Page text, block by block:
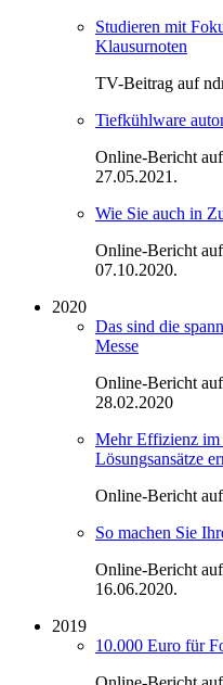
Studieren mit
Klausurnoten
TV-Beitrag auf
Tiefkühlware
Online-Bericht
27.05.2021.
Wie Sie auch in
Online-Bericht
07.10.2020.
2020
Das sind die
Messe
Online-Bericht
28.02.2020
Mehr Effizienz im
Lösungsansätze
Online-Bericht
So machen Sie
Online-Bericht
16.06.2020.
2019
10.000 Euro für